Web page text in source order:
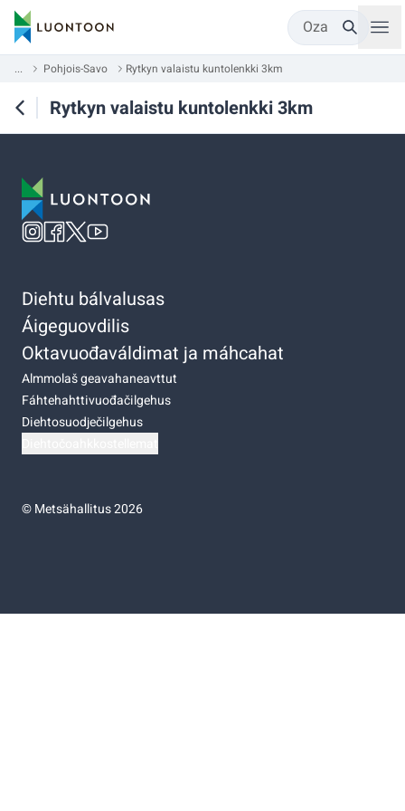
Oza
... Pohjois-Savo Rytkyn valaistu kuntolenkki 3km
Rytkyn valaistu kuntolenkki 3km
Diehtu bálvalusas
Áigeguovdilis
Oktavuođaváldimat ja máhcahat
Almmolaš geavahaneavttut
Fáhtehahttivuođačilgehus
Diehtosuodječilgehus
©Metsähallitus 2026